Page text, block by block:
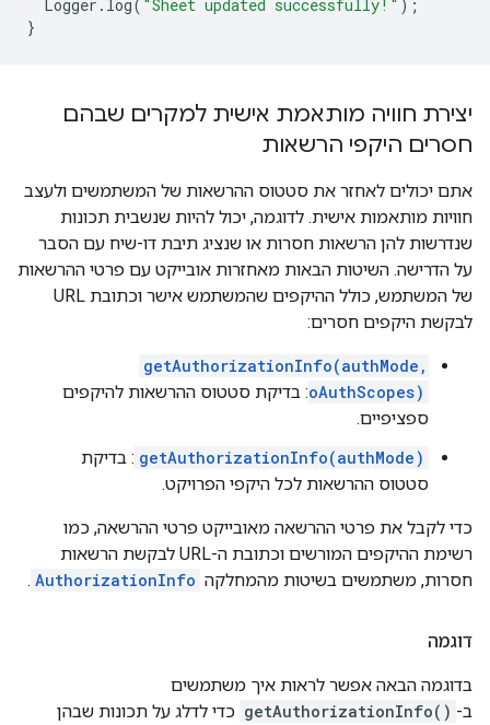
Logger . log( "Sheet updated successfully!" );
}
יצירת חוויה מותאמת אישית למקרים שבהם
חסרים היקפי הרשאות
אתם יכולים לאחזר את סטטוס ההרשאות של המשתמשים ולעצב
חוויות מותאמות אישית. לדוגמה, יכול להיות שנשבית תכונות
שנדרשות להן הרשאות חסרות או שנציג תיבת דו-שיח עם הסבר
על הדרישה. השיטות הבאות מאחזרות אובייקט עם פרטי ההרשאות
של המשתמש, כולל ההיקפים שהמשתמש אישר וכתובת URL
לבקשת היקפים חסרים:
getAuthorizationInfo(authMode,
oAuthScopes): בדיקת סטטוס ההרשאות להיקפים
ספציפיים.
getAuthorizationInfo(authMode) : בדיקת
סטטוס ההרשאות לכל היקפי הפרויקט.
כדי לקבל את פרטי ההרשאה מאובייקט פרטי ההרשאה, כמו
רשימת ההיקפים המורשים וכתובת ה-URL לבקשת הרשאות
חסרות, משתמשים בשיטות מהמחלקה AuthorizationInfo
.
דוגמה
בדוגמה הבאה אפשר לראות איך משתמשים
ב- getAuthorizationInfo() כדי לדלג על תכונות שבהן